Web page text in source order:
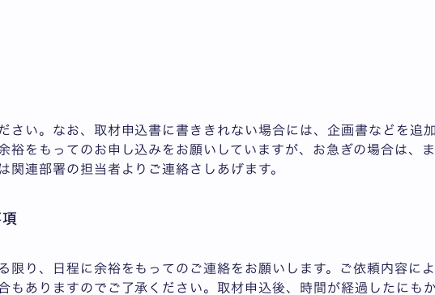
さい。なお、取材申込書に書ききれない場合には、企画書などを追
裕をもってのお申し込みをお願いしていますが、お急ぎの場合は、
関連部署の担当者よりご連絡さしあげます。
限り、日程に余裕をもってのご連絡をお願いします。ご依頼内容に
もありますのでご了承ください。取材申込後、時間が経過したにも